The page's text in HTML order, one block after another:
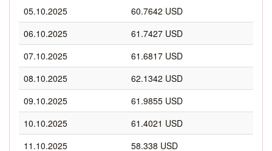
05.10.2025
60.7642 USD
06.10.2025
61.7427 USD
07.10.2025
61.6817 USD
08.10.2025
62.1342 USD
09.10.2025
61.9855 USD
10.10.2025
61.4021 USD
11.10.2025
58.338 USD